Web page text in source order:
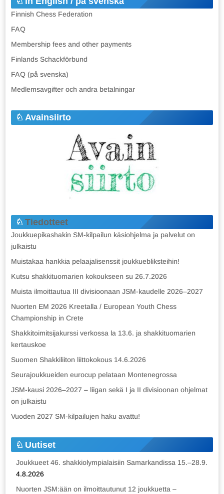
Finnish Chess Federation
FAQ
Membership fees and other payments
Finlands Schackförbund
FAQ (på svenska)
Medlemsavgifter och andra betalningar
Avainsiirto
Tiedotteet
Joukkuepikashakin SM-kilpailun käsiohjelma ja palvelut on
julkaistu
Muistakaa hankkia pelaajalisenssit joukkuebliksteihin!
Kutsu shakkituomarien kokoukseen su 26.7.2026
Muista ilmoittautua III divisioonaan JSM-kaudelle 2026–2027
Nuorten EM 2026 Kreetalla / European Youth Chess
Championship in Crete
Shakkitoimitsijakurssi verkossa la 13.6. ja shakkituomarien
kertauskoe
Suomen Shakkiliiton liittokokous 14.6.2026
Seurajoukkueiden eurocup pelataan Montenegrossa
JSM-kausi 2026–2027 – liigan sekä I ja II divisioonan ohjelmat
on julkaistu
Vuoden 2027 SM-kilpailujen haku avattu!
Uutiset
Joukkueet 46. shakkiolympialaisiin Samarkandissa 15.–28.9.
4.8.2026
Nuorten JSM:ään on ilmoittautunut 12 joukkuetta –